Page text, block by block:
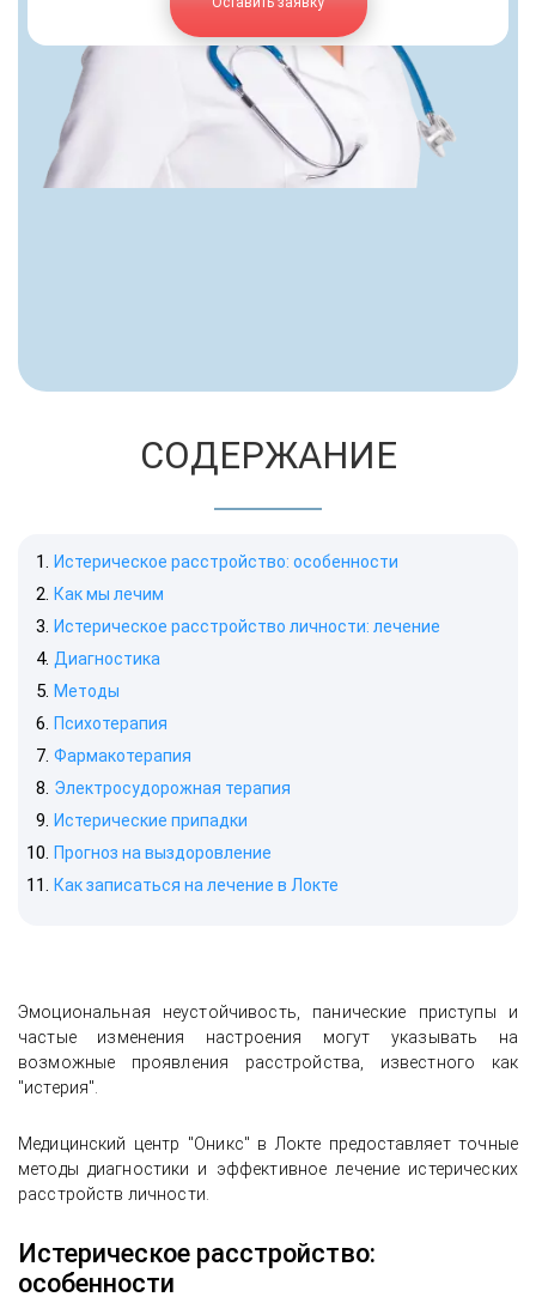
СОДЕРЖАНИЕ
Истерическое расстройство: особенности
Как мы лечим
Истерическое расстройство личности: лечение
Диагностика
Методы
Психотерапия
Фармакотерапия
Электросудорожная терапия
Истерические припадки
Прогноз на выздоровление
Как записаться на лечение в Локте
Эмоциональная неустойчивость, панические приступы и
частые изменения настроения могут указывать на
возможные проявления расстройства, известного как
"истерия".
Медицинский центр "Оникс" в Локте предоставляет точные
методы диагностики и эффективное лечение истерических
расстройств личности.
Истерическое расстройство:
особенности